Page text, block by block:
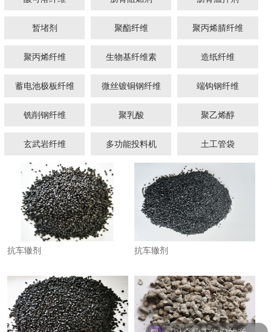
暂堵剂 聚酯纤维 聚丙烯腈纤维
聚丙烯纤维 生物基纤维素 造纸纤维
蓄电池极板纤维 微丝镀铜钢纤维 端钩钢纤维
铣削钢纤维 聚乳酸 聚乙烯醇
玄武岩纤维 多功能投料机 土工管袋
抗车辙剂 抗车辙剂
可以介绍下你们的产品么？